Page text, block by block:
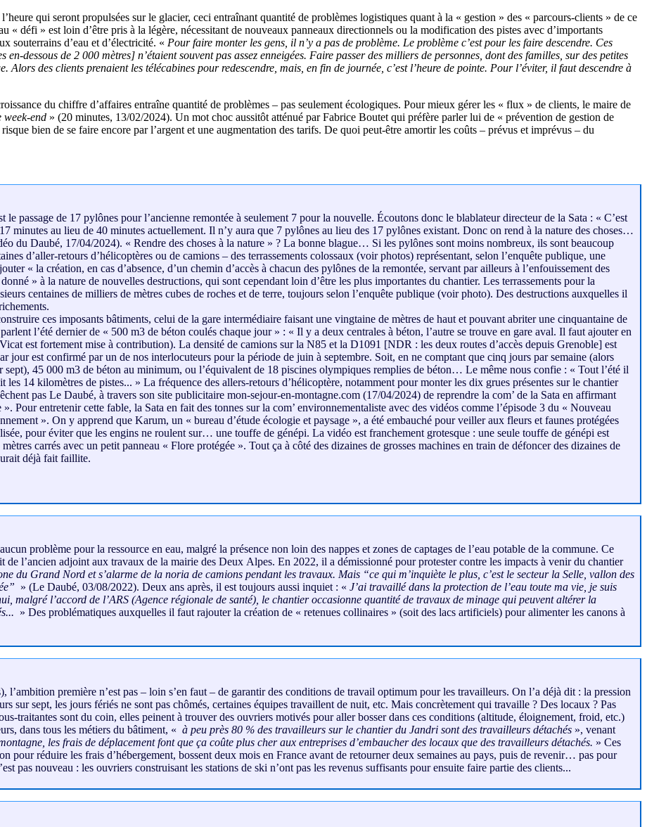
qui seront propulsées sur le glacier, ceci entraînant quantité de problèmes logistiques quant à la « gestion » des « parcours-clients » de ce
« défi » est loin d’être pris à la légère, nécessitant de nouveaux panneaux directionnels ou la modification des pistes avec d’importants
souterrains d’eau et d’électricité. « Pour faire monter les gens, il n’y a pas de problème. Le problème c’est pour les faire descendre. Ces
dessous de 2 000 mètres] n’étaient souvent pas assez enneigées. Faire passer des milliers de personnes, dont des familles, sur des petites
Alors des clients prenaient les télécabines pour redescendre, mais, en fin de journée, c’est l’heure de pointe. Pour l’éviter, il faut descendre à
du chiffre d’affaires entraîne quantité de problèmes – pas seulement écologiques. Pour mieux gérer les « flux » de clients, le maire de
week-end » (20 minutes, 13/02/2024). Un mot choc aussitôt atténué par Fabrice Boutet qui préfère parler lui de « prévention de gestion de
bien de se faire encore par l’argent et une augmentation des tarifs. De quoi peut-être amortir les coûts – prévus et imprévus – du
passage de 17 pylônes pour l’ancienne remontée à seulement 7 pour la nouvelle. Écoutons donc le blablateur directeur de la Sata : « C’est
minutes au lieu de 40 minutes actuellement. Il n’y aura que 7 pylônes au lieu des 17 pylônes existant. Donc on rend à la nature des choses…
du Daubé, 17/04/2024). « Rendre des choses à la nature » ? La bonne blague… Si les pylônes sont moins nombreux, ils sont beaucoup
d’aller-retours d’hélicoptères ou de camions – des terrassements colossaux (voir photos) représentant, selon l’enquête publique, une
« la création, en cas d’absence, d’un chemin d’accès à chacun des pylônes de la remontée, servant par ailleurs à l’enfouissement des
» à la nature de nouvelles destructions, qui sont cependant loin d’être les plus importantes du chantier. Les terrassements pour la
centaines de milliers de mètres cubes de roches et de terre, toujours selon l’enquête publique (voir photo). Des destructions auxquelles il
ces imposants bâtiments, celui de la gare intermédiaire faisant une vingtaine de mètres de haut et pouvant abriter une cinquantaine de
l’été dernier de « 500 m3 de béton coulés chaque jour » : « Il y a deux centrales à béton, l’autre se trouve en gare aval. Il faut ajouter en
est fortement mise à contribution). La densité de camions sur la N85 et la D1091 [NDR : les deux routes d’accès depuis Grenoble] est
jour est confirmé par un de nos interlocuteurs pour la période de juin à septembre. Soit, en ne comptant que cinq jours par semaine (alors
sept), 45 000 m3 de béton au minimum, ou l’équivalent de 18 piscines olympiques remplies de béton… Le même nous confie : « Tout l’été il
14 kilomètres de pistes... » La fréquence des allers-retours d’hélicoptère, notamment pour monter les dix grues présentes sur le chantier
pas Le Daubé, à travers son site publicitaire mon-sejour-en-montagne.com (17/04/2024) de reprendre la com’ de la Sata en affirmant
Pour entretenir cette fable, la Sata en fait des tonnes sur la com’ environnementaliste avec des vidéos comme l’épisode 3 du « Nouveau
». On y apprend que Karum, un « bureau d’étude écologie et paysage », a été embauché pour veiller aux fleurs et faunes protégées
pour éviter que les engins ne roulent sur… une touffe de génépi. La vidéo est franchement grotesque : une seule touffe de génépi est
carrés avec un petit panneau « Flore protégée ». Tout ça à côté des dizaines de grosses machines en train de défoncer des dizaines de
déjà fait faillite.
problème pour la ressource en eau, malgré la présence non loin des nappes et zones de captages de l’eau potable de la commune. Ce
de l’ancien adjoint aux travaux de la mairie des Deux Alpes. En 2022, il a démissionné pour protester contre les impacts à venir du chantier
du Grand Nord et s’alarme de la noria de camions pendant les travaux. Mais “ce qui m’inquiète le plus, c’est le secteur la Selle, vallon des
» (Le Daubé, 03/08/2022). Deux ans après, il est toujours aussi inquiet : « J’ai travaillé dans la protection de l’eau toute ma vie, je suis
malgré l’accord de l’ARS (Agence régionale de santé), le chantier occasionne quantité de travaux de minage qui peuvent altérer la
» Des problématiques auxquelles il faut rajouter la création de « retenues collinaires » (soit des lacs artificiels) pour alimenter les canons à
l’ambition première n’est pas – loin s’en faut – de garantir des conditions de travail optimum pour les travailleurs. On l’a déjà dit : la pression
sur sept, les jours fériés ne sont pas chômés, certaines équipes travaillent de nuit, etc. Mais concrètement qui travaille ? Des locaux ? Pas
traitantes sont du coin, elles peinent à trouver des ouvriers motivés pour aller bosser dans ces conditions (altitude, éloignement, froid, etc.)
dans tous les métiers du bâtiment, « à peu près 80 % des travailleurs sur le chantier du Jandri sont des travailleurs détachés », venant
les frais de déplacement font que ça coûte plus cher aux entreprises d’embaucher des locaux que des travailleurs détachés. » Ces
pour réduire les frais d’hébergement, bossent deux mois en France avant de retourner deux semaines au pays, puis de revenir… pas pour
pas nouveau : les ouvriers construisant les stations de ski n’ont pas les revenus suffisants pour ensuite faire partie des clients...